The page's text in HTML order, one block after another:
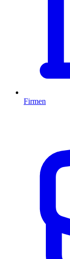
Firmen